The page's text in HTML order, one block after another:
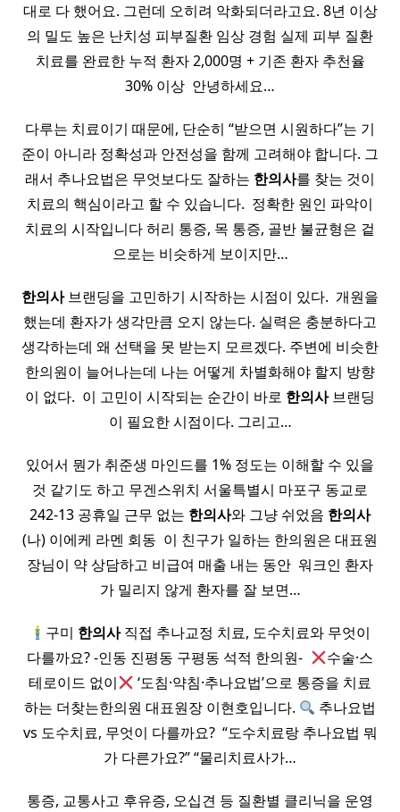
대로 다 했어요. 그런데 오히려 악화되더라고요. 8년 이상
의 밀도 높은 난치성 피부질환 임상 경험 실제 피부 질환
치료를 완료한 누적 환자 2,000명 + 기존 환자 추천율
30% 이상 ​ 안녕하세요…
다루는 치료이기 때문에, 단순히 “받으면 시원하다”는 기
준이 아니라 정확성과 안전성을 함께 고려해야 합니다. 그
래서 추나요법은 무엇보다도 잘하는 한의사를 찾는 것이
치료의 핵심이라고 할 수 있습니다. ​ 정확한 원인 파악이
치료의 시작입니다 허리 통증, 목 통증, 골반 불균형은 겉
으로는 비슷하게 보이지만…
한의사브랜딩을 고민하기 시작하는 시점이 있다. ​ 개원을
했는데 환자가 생각만큼 오지 않는다. 실력은 충분하다고
생각하는데 왜 선택을 못 받는지 모르겠다. 주변에 비슷한
한의원이 늘어나는데 나는 어떻게 차별화해야 할지 방향
이 없다. ​ 이 고민이 시작되는 순간이 바로 한의사브랜딩
이 필요한 시점이다. 그리고…
있어서 뭔가 취준생 마인드를 1% 정도는 이해할 수 있을
것 같기도 하고 무겐스위치 서울특별시 마포구 동교로
242-13 공휴일 근무 없는 한의사와 그냥 쉬었음 한의사
(나) 이에케 라멘 회동 ​ 이 친구가 일하는 한의원은 대표원
장님이 약 상담하고 비급여 매출 내는 동안 ​ 워크인 환자
가 밀리지 않게 환자를 잘 보면…
구미 한의사직접 추나교정 치료, 도수치료와 무엇이
다를까요? -인동 진평동 구평동 석적 한의원- ​
수술·스
테로이드 없이
‘도침·약침·추나요법’으로 통증을 치료
하는 ​더찾는한의원 대표원장 이현호입니다.
추나요법
vs 도수치료, 무엇이 다를까요? ​ “도수치료랑 추나요법 뭐
가 다른가요?” “물리치료사가…
통증, 교통사고 후유증, 오십견 등 질환별 클리닉을 운영